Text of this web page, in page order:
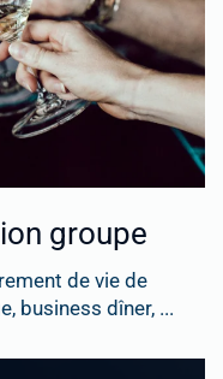
groupe
de vie de
business dîner, ...